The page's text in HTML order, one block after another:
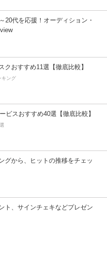
20代を応援！オーディション・
クおすすめ11選【徹底比較】
キング
ビスおすすめ40選【徹底比較】
グから、ヒットの推移をチェッ
ト、サインチェキなどプレゼン